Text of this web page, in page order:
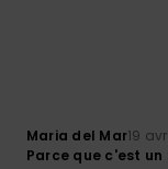
Maria del Mar19
Parce que c'est